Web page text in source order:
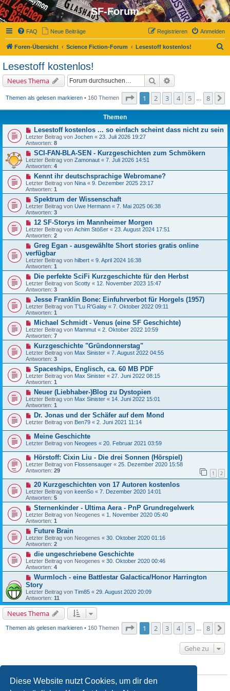
Diese Website nutzt Cookies, um dir den
SF-Forum
FAQ Neue Beiträge Anmelden
Registrieren
Foren-Übersicht Science Fiction-Forum Lesestoff kostenlos!
Lesestoff kostenlos!
Neues Thema Suche
Themen als gelesen markieren• 160 Themen Seite von
1 2 3 4 5 8
Themen
Lesestoff kostenlos ... so einfach scheint dass nicht zu sein
Letzter Beitrag von Jochen « 23. Juli 2026 19:27
Antworten: 8
SCI-FAN-BLA-SEN - Kurzgeschichten zum Schmökern
Letzter Beitrag von Zamonaut « 7. Juli 2026 14:51
Antworten: 4
Kennt ihr deutschsprachige Webromane?
Letzter Beitrag von Nina « 9. Dezember 2025 23:17
Antworten: 1
Spektrum der Wissenschaft
Letzter Beitrag von Uwe Hermann « 7. Mai 2025 06:38
Antworten: 3
12 SF-Storys im Mannheimer Morgen
Letzter Beitrag von Achim Stößer « 23. August 2024 17:51
Antworten: 2
Greg Egan - ausgewählte Short stories gratis online
verfügbar
Letzter Beitrag von hilbert « 9. April 2024 16:38
Antworten: 1
Die perfekte SciFi Kurzgeschichte für den Herbst
Letzter Beitrag von Scotty « 12. November 2023 15:47
Antworten: 3
Jesse Franklin Bone: Einfuhrverbot für Horgels (1957)
Letzter Beitrag von T'Lu R'Galay « 7. Oktober 2022 09:11
Antworten: 1
Michael Schmidt - Venus (eine SF Geschichte)
Letzter Beitrag von Mammut « 2. Oktober 2022 10:59
Antworten: 7
Kurzgeschichte "Gründonnerstag"
Letzter Beitrag von Max Sinister « 7. August 2022 04:55
Antworten: 3
Spaceships, Englisch, ca. 60 MB PDF
Letzter Beitrag von Max Sinister « 27. Juni 2022 08:15
Antworten: 1
Neuer (Liebhaber-)Blog zu Dystopien
Letzter Beitrag von Max Sinister « 14. Juni 2022 15:01
Antworten: 1
Dr. Jonas und der Schäfer auf dem Mond
Letzter Beitrag von Ben79 « 2. Juni 2021 11:14
Meine Geschichte
Letzter Beitrag von Neogees « 20. Februar 2021 03:59
Hörstoff: Cixin Liu - Die drei Sonnen (Hörspiel)
Letzter Beitrag von Flossensauger « 25. Dezember 2020 15:58
Antworten: 29 1 2
20 Kurzgeschichten von 17 Autoren kostenlos
Letzter Beitrag von keenSo « 7. Dezember 2020 14:01
Antworten: 5
Sternenkinder - Ultima Aera - PnP Grundregelwerk
Letzter Beitrag von Neogenes « 1. November 2020 05:40
Antworten: 1
Future Brain
Letzter Beitrag von Neogenes « 30. Oktober 2020 01:16
Antworten: 2
die ungeschriebene Geschichte
Letzter Beitrag von Neogenes « 30. Oktober 2020 00:46
Antworten: 4
Wurmloch - eine Battlestar Galactica/Honor Harrington
Story
Letzter Beitrag von Tim85 « 29. August 2020 20:09
Antworten: 11
Neues Thema
Themen als gelesen markieren• 160 Themen Seite von
1 2 3 4 5 8
Gehe zu
Dudarfstneue Themen in diesem Forum erstellen.